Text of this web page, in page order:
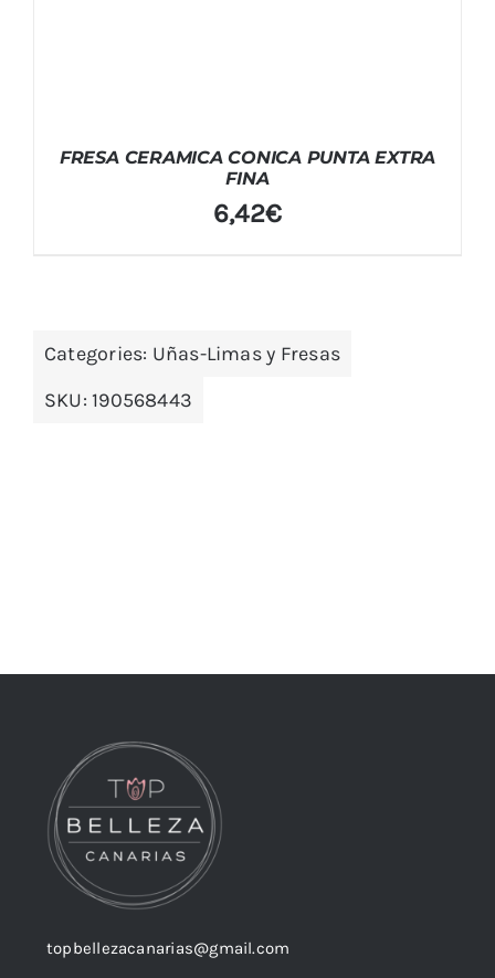
FRESA CERAMICA CONICA PUNTA EXTRA
FINA
6,42€
Categories: Uñas-Limas y Fresas
SKU:190568443
topbellezacanarias@gmail.com